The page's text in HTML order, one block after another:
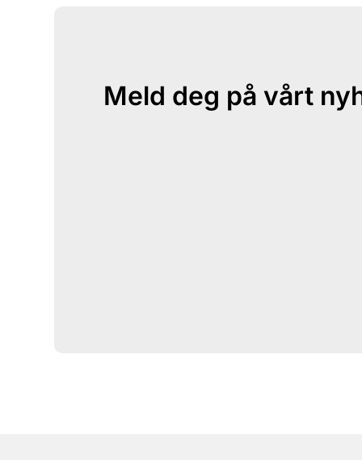
Meld deg på vårt